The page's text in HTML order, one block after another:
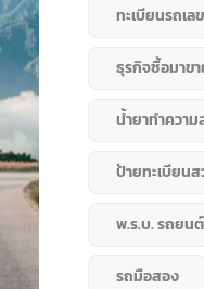
ทะเบียนรถเล
ธุรกิจซื้อมาขา
น้ำยาทำความ
ป้ายทะเบียน
พ.ร.บ. รถยนต์
รถมือสอง